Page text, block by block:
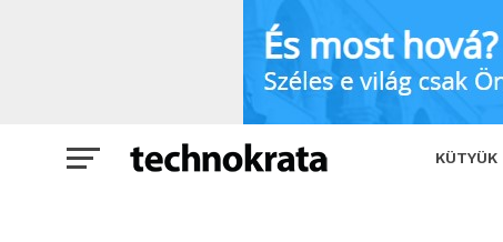
KÜTYÜK
Epson Stylus Photo R220: rengeteg